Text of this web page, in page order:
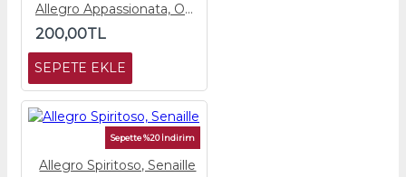
Allegro Appassionata, Op.43 Saint-Saens
200,00TL
SEPETE EKLE
Sepette %20 İndirim
Allegro Spiritoso, Senaille